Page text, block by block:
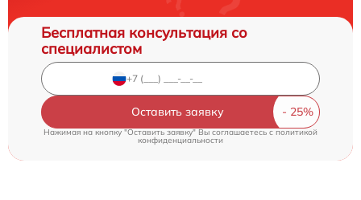
Бесплатная консультация со
специалистом
Оставить заявку
Нажимая на кнопку "Оставить заявку" Вы соглашаетесь cполитикой
конфиденциальности